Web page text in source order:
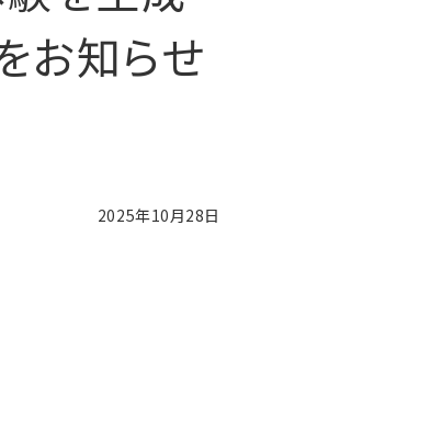
お知らせ
2025年10月28日